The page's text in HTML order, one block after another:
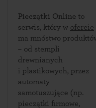
Pieczątki Online to
serwis, który w ofercie
ma mnóstwo
– od stempli
drewnianych
i plastikowych, przez
automaty
samotuszujące (np.
pieczątki firmowe,